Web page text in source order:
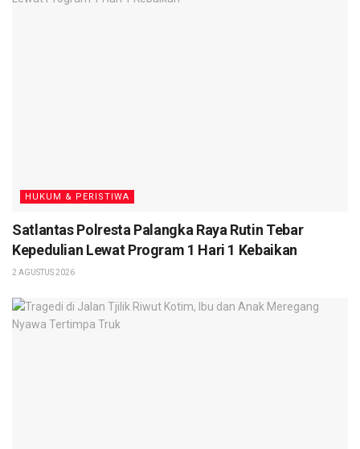
HUKUM & PERISTIWA
Satlantas Polresta Palangka Raya Rutin Tebar
Kepedulian Lewat Program 1 Hari 1 Kebaikan
2 AGUSTUS 2026